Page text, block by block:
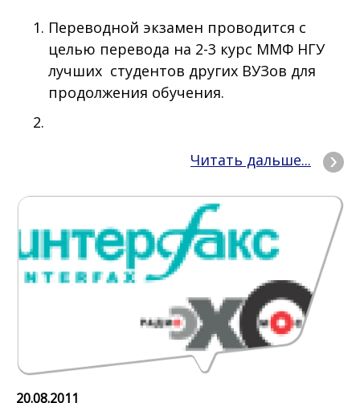
Переводной экзамен проводится с
целью перевода на 2-3 курс ММФ НГУ
лучших студентов других ВУЗов для
продолжения обучения.
Читать дальше...
20.08.2011